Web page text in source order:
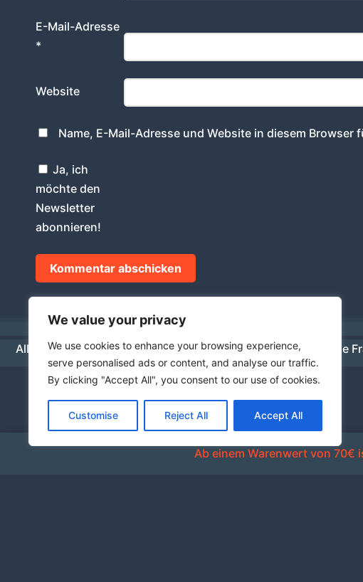
We value your privacy
We use cookies to enhance your browsing experience,
serve personalised ads or content, and analyse our traffic.
By clicking "Accept All", you consent to our use of cookies.
Customise Reject All Accept All
Ab einem Warenwert von 70€
E-Mail-Adresse
*
Website
Name, E-Mail-Adresse und Website in diesem
Ja, ich
möchte den
Newsletter
abonnieren!
Allgemeine Geschäftsbedingungen Datenschutz Häufige